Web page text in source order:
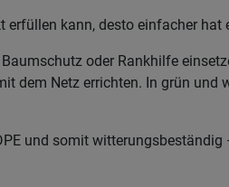
erfüllen kann, desto einfacher
oder Rankhilfe
dem Netz errichten. In grün
und somit